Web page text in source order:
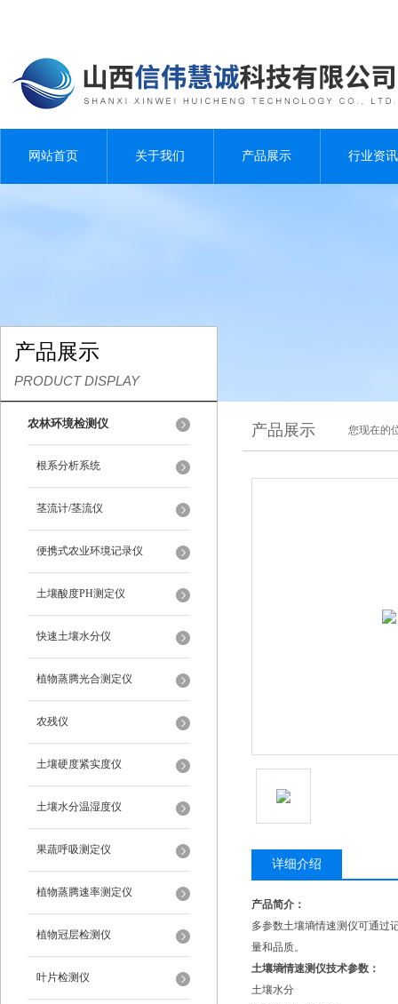
网站首页 关于我们 产品展示 行业资讯
产品展示
PRODUCT DISPLAY
农林环境检测仪
根系分析系统
茎流计/茎流仪
便携式农业环境记录仪
土壤酸度PH测定仪
快速土壤水分仪
植物蒸腾光合测定仪
农残仪
土壤硬度紧实度仪
土壤水分温湿度仪
果蔬呼吸测定仪
植物蒸腾速率测定仪
植物冠层检测仪
叶片检测仪
产品展示 您现在的
详细介绍
产品简介：
多参数土壤墒情速测仪可通过
量和品质。
土壤墒情速测仪技术参数：
土壤水分